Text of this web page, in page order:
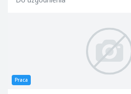
Praca